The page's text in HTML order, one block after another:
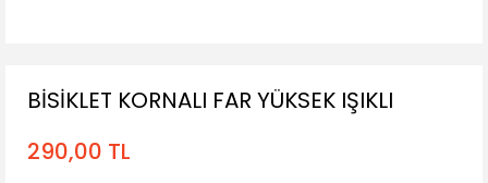
BİSİKLET KORNALI FAR YÜKSEK IŞIKLI
290,00 TL